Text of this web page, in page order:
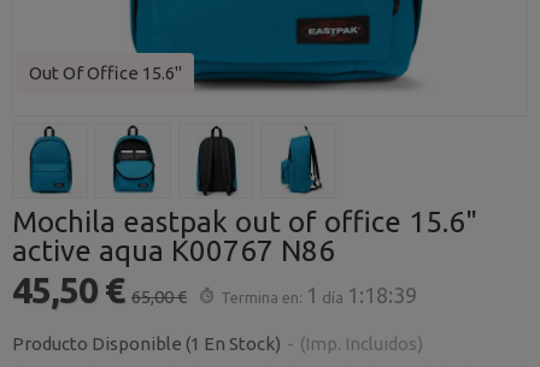
Out Of Office 15.6"
Mochila eastpak out of office 15.6"
active aqua K00767 N86
45,50 € 65,00 € Termina en: 1 día 1:18:38
Producto Disponible (1 En Stock) - (Imp. Incluidos)